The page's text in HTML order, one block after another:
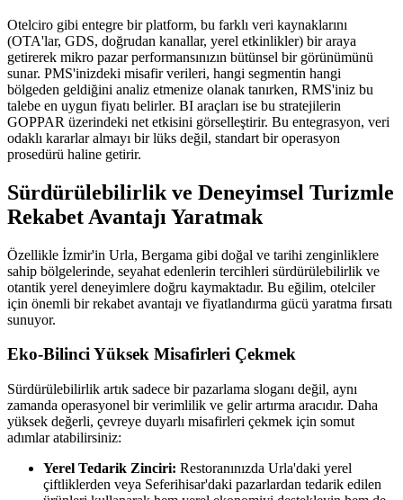
Otelciro gibi entegre bir platform, bu farklı veri kaynaklarını
(OTA'lar, GDS, doğrudan kanallar, yerel etkinlikler) bir araya
getirerek mikro pazar performansınızın bütünsel bir görünümünü
sunar. PMS'inizdeki misafir verileri, hangi segmentin hangi
bölgeden geldiğini analiz etmenize olanak tanırken, RMS'iniz bu
talebe en uygun fiyatı belirler. BI araçları ise bu stratejilerin
GOPPAR üzerindeki net etkisini görselleştirir. Bu entegrasyon, veri
odaklı kararlar almayı bir lüks değil, standart bir operasyon
prosedürü haline getirir.
Sürdürülebilirlik ve Deneyimsel Turizmle
Rekabet Avantajı Yaratmak
Özellikle İzmir'in Urla, Bergama gibi doğal ve tarihi zenginliklere
sahip bölgelerinde, seyahat edenlerin tercihleri sürdürülebilirlik ve
otantik yerel deneyimlere doğru kaymaktadır. Bu eğilim, otelciler
için önemli bir rekabet avantajı ve fiyatlandırma gücü yaratma fırsatı
sunuyor.
Eko-Bilinci Yüksek Misafirleri Çekmek
Sürdürülebilirlik artık sadece bir pazarlama sloganı değil, aynı
zamanda operasyonel bir verimlilik ve gelir artırma aracıdır. Daha
yüksek değerli, çevreye duyarlı misafirleri çekmek için somut
adımlar atabilirsiniz:
Yerel Tedarik Zinciri: Restoranınızda Urla'daki yerel
çiftliklerden veya Seferihisar'daki pazarlardan tedarik edilen